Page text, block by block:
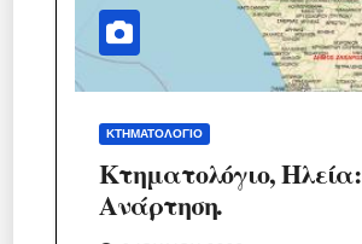
ΚΤΗΜΑΤΟΛΌΓΙΟ
Κτηματολόγιο, Ηλεία:
Ανάρτηση.